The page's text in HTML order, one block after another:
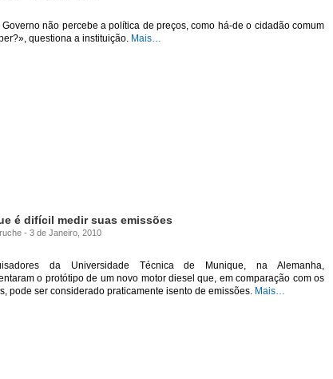
Governo não percebe a política de preços, como há-de o cidadão comum
questiona a instituição. Mais…
é difícil medir suas emissões
- 3 de Janeiro, 2010
da Universidade Técnica de Munique, na Alemanha,
o protótipo de um novo motor diesel que, em comparação com os
pode ser considerado praticamente isento de emissões. Mais…